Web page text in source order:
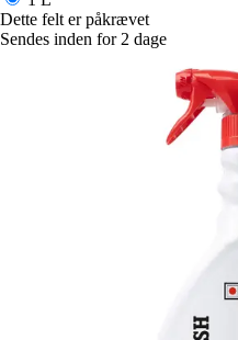
Dette felt er påkrævet
Sendes inden for 2 dage